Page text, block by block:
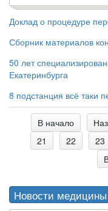
Доклад о процедуре
Сборник материалов
50 лет
Екатеринбурга
8 подстанция всё таки
В начало
21
22 23
Новости медицины